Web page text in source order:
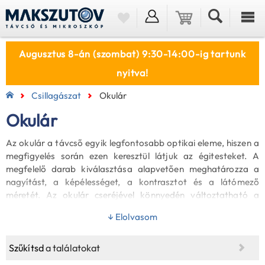
Augusztus 8-án (szombat) 9:30-14:00-ig tartunk
nyitva!
Csillagászat Okulár
Okulár
Az okulár a távcső egyik legfontosabb optikai eleme, hiszen a
megfigyelés során ezen keresztül látjuk az égitesteket. A
megfelelő darab kiválasztása alapvetően meghatározza a
nagyítást, a képélességet, a kontrasztot és a látómező
méretét. Az okulár cseréjével könnyedén változtatható a
finom részletei, a bolygók felszíni jelenségei vagy akár a
↓ Elolvasom
Szűkítsda találatokat